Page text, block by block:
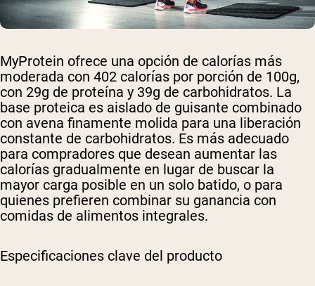
MyProtein ofrece una opción de calorías más
moderada con 402 calorías por porción de 100g,
con 29g de proteína y 39g de carbohidratos. La
base proteica es aislado de guisante combinado
con avena finamente molida para una liberación
constante de carbohidratos. Es más adecuado
para compradores que desean aumentar las
calorías gradualmente en lugar de buscar la
mayor carga posible en un solo batido, o para
quienes prefieren combinar su ganancia con
comidas de alimentos integrales.
Especificaciones clave del producto